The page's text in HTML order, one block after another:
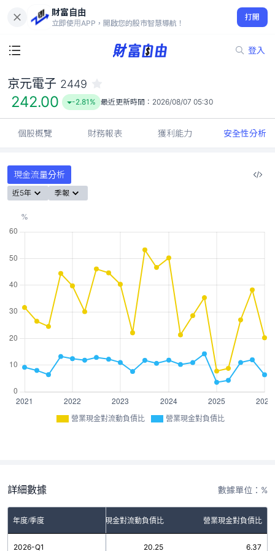
財富自由
立即使用APP，開啟您的股市智慧導航！
打開
登入
242.00
-2.81%
京元電子 2449
242.00 -2.81% 最近更新時間： 2026/08/07 05:30
個股概覽 財務報表 獲利能力 安全性分析
現金流量分析
近5年 季報
營業現金對流動負債比 營業現金對負債比
詳細數據 數據單位：%
年度/季度 營業現金對流動負債比 營業現金對負債比
2026-Q1 20.25 6.37